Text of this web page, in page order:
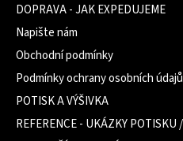
DOPRAVA - JAK EXPEDUJEME
Napište nám
Obchodní podmínky
Podmínky ochrany osobních údajů
POTISK A VÝŠIVKA
REFERENCE - UKÁZKY POTISKU